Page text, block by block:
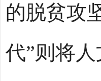
的脱贫攻
代”则将